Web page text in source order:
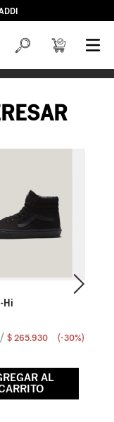
Hi
$ 265.930 (-30%)
AL